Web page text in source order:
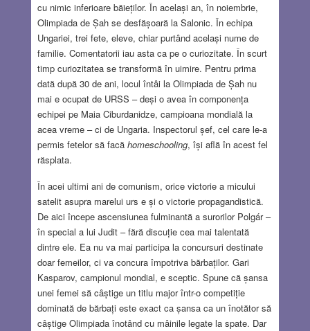
cu nimic inferioare băieților. În același an, în noiembrie,
Olimpiada de Șah se desfășoară la Salonic. În echipa
Ungariei, trei fete, eleve, chiar purtând același nume de
familie. Comentatorii iau asta ca pe o curiozitate. În scurt
timp curiozitatea se transformă în uimire. Pentru prima
dată după 30 de ani, locul întâi la Olimpiada de Șah nu
mai e ocupat de URSS – deși o avea în componența
echipei pe Maia Ciburdanidze, campioana mondială la
acea vreme – ci de Ungaria. Inspectorul șef, cel care le-a
permis fetelor să facă homeschooling, își află în acest fel
răsplata.
În acei ultimi ani de comunism, orice victorie a micului
satelit asupra marelui urs e și o victorie propagandistică.
De aici începe ascensiunea fulminantă a surorilor Polgár –
în special a lui Judit – fără discuție cea mai talentată
dintre ele. Ea nu va mai participa la concursuri destinate
doar femeilor, ci va concura împotriva bărbaților. Gari
Kasparov, campionul mondial, e sceptic. Spune că șansa
unei femei să câștige un titlu major într-o competiție
dominată de bărbați este exact ca șansa ca un înotător să
câștige Olimpiada înotând cu mâinile legate la spate. Dar